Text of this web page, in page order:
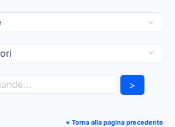
>
« Torna alla pagina precedente